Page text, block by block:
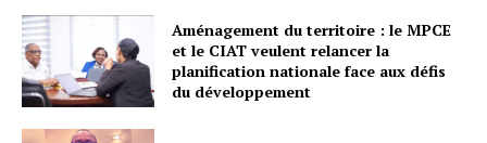
Aménagement du territoire : le MPCE
et le CIAT veulent relancer la
planification nationale face aux défis
du développement